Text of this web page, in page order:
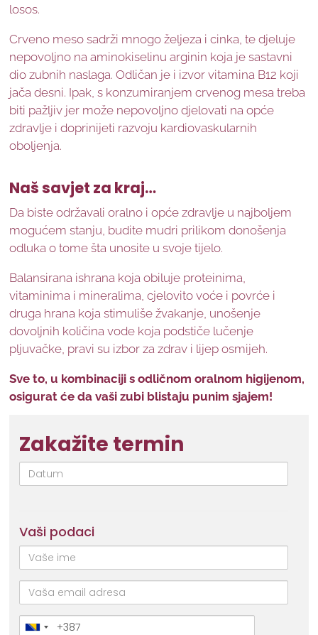
losos.
Crveno meso sadrži mnogo željeza i cinka, te djeluje
nepovoljno na aminokiselinu arginin koja je sastavni
dio zubnih naslaga. Odličan je i izvor vitamina B12 koji
jača desni. Ipak, s konzumiranjem crvenog mesa treba
biti pažljiv jer može nepovoljno djelovati na opće
zdravlje i doprinijeti razvoju kardiovaskularnih
oboljenja.
Naš savjet za kraj…
Da biste održavali oralno i opće zdravlje u najboljem
mogućem stanju, budite mudri prilikom donošenja
odluka o tome šta unosite u svoje tijelo.
Balansirana ishrana koja obiluje proteinima,
vitaminima i mineralima, cjelovito voće i povrće i
druga hrana koja stimuliše žvakanje, unošenje
dovoljnih količina vode koja podstiče lučenje
pljuvačke, pravi su izbor za zdrav i lijep osmijeh.
Sve to, u kombinaciji s odličnom oralnom higijenom,
osigurat će da vaši zubi blistaju punim sjajem!
Zakažite termin
Datum
Vaši podaci
Ime
i
prezime
email
Broj